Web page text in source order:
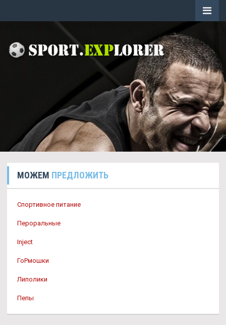
МОЖЕМ ПРЕДЛОЖИТЬ
Спортивное питание
Пероральные
Inject
ГоРмошки
Липолики
Пепы